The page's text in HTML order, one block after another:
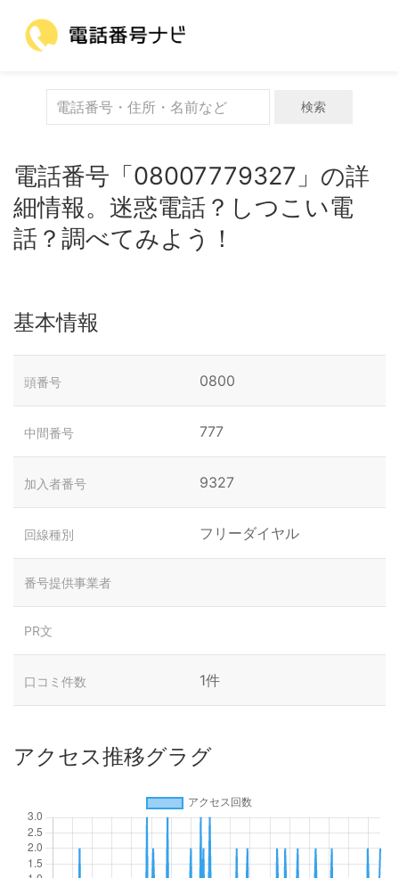
検索
電話番号「08007779327」の詳
細情報。迷惑電話？しつこい電
話？調べてみよう！
基本情報
頭番号 0800
中間番号 777
加入者番号 9327
回線種別 フリーダイヤル
番号提供事業者
PR文
口コミ件数 1件
アクセス推移グラグ